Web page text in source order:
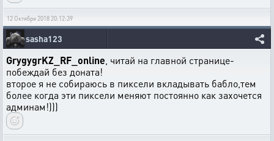
12 Октября 2018 20:12:39
sasha123
GrygygrKZ_RF_online , читай на главной странице-
побеждай без доната!
второе я не собираюсь в пиксели вкладывать бабло,тем
более когда эти пиксели меняют постоянно как захочется
админам!)))